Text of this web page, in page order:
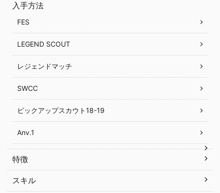
入手方法
FES
LEGEND SCOUT
レジェンドマッチ
SWCC
ピックアップスカウト18-19
Anv.1
特徴
スキル